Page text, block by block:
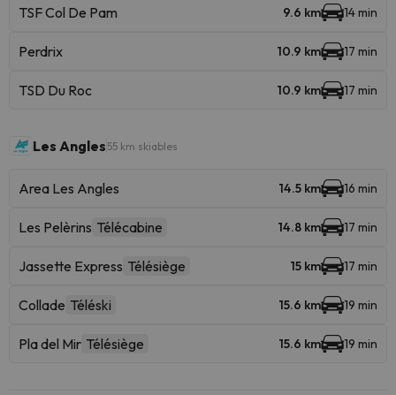
TSF Col De Pam 9.6 km 14 min
Perdrix 10.9 km 17 min
TSD Du Roc 10.9 km 17 min
Les Angles 55 km skiables
Area Les Angles 14.5 km 16 min
Les Pelèrins Télécabine 14.8 km 17 min
Jassette Express Télésiège 15 km 17 min
Collade Téléski 15.6 km 19 min
Pla del Mir Télésiège 15.6 km 19 min